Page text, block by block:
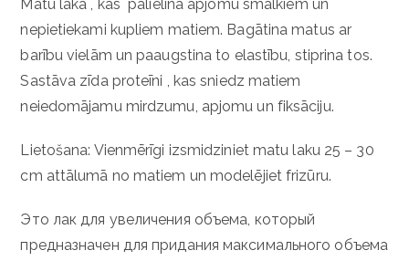
Matu laka , kas palielina apjomu smalkiem un
nepietiekami kupliem matiem. Bagātina matus ar
barību vielām un paaugstina to elastību, stiprina tos.
Sastāva zīda proteīni , kas sniedz matiem
neiedomājamu mirdzumu, apjomu un fiksāciju.
Lietošana: Vienmērīgi izsmidziniet matu laku 25 – 30
cm attālumā no matiem un modelējiet frizūru.
Это лак для увеличения объема, который
предназначен для придания максимального объема